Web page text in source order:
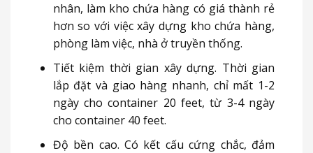
nhân, làm kho chứa hàng có giá thành rẻ
hơn so với việc xây dựng kho chứa hàng,
phòng làm việc, nhà ở truyền thống.
Tiết kiệm thời gian xây dựng. Thời gian
lắp đặt và giao hàng nhanh, chỉ mất 1-2
ngày cho container 20 feet, từ 3-4 ngày
cho container 40 feet.
Độ bền cao. Có kết cấu cứng chắc, đảm